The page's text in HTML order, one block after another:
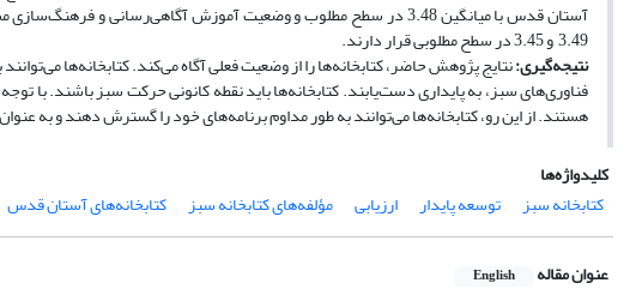
آستان قدس با میانگین 3.48 در سطح مطلوب و وضعیت آموزش آگاهی‌رسانی
3.49 و 3.45 در سطح مطلوبی قرار دارند.
نتیجه‌گیری:نتایج پژوهش حاضر، کتابخانه‌ها را از وضعیت فعلی آگاه می‌کند. کتابخانه‌ها
فناوری‌های سبز، به پایداری دست‌یابند. کتابخانه‌ها باید نقطه کانونی حرکت سبز باشند. با
هستند. از این ‌رو، کتابخانه‌ها می‌توانند به ‌طور مداوم برنامه‌های خود را گسترش دهند و به
کلیدواژه‌ها
کتابخانه سبز
توسعه پایدار ارزیابی مؤلفه‌های کتابخانه سبز کتابخانه‌های آستان قدس
عنوان مقاله English